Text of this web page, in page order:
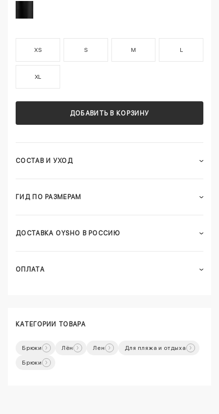
XS S M L
XL
ДОБАВИТЬ В КОРЗИНУ
СОСТАВ И УХОД
ГИД ПО РАЗМЕРАМ
ДОСТАВКА OYSHO В РОССИЮ
ОПЛАТА
КАТЕГОРИИ ТОВАРА
Брюки Лён Лен Для пляжа и отдыха
Брюки